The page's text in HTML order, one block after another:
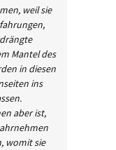
weil sie
Mantel des
in diesen
ins
aber ist,
womit sie